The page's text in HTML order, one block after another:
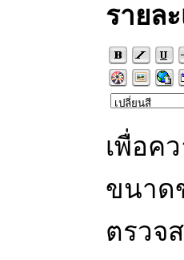
รายล
เพื่อค
ขนาด
ตรวจ